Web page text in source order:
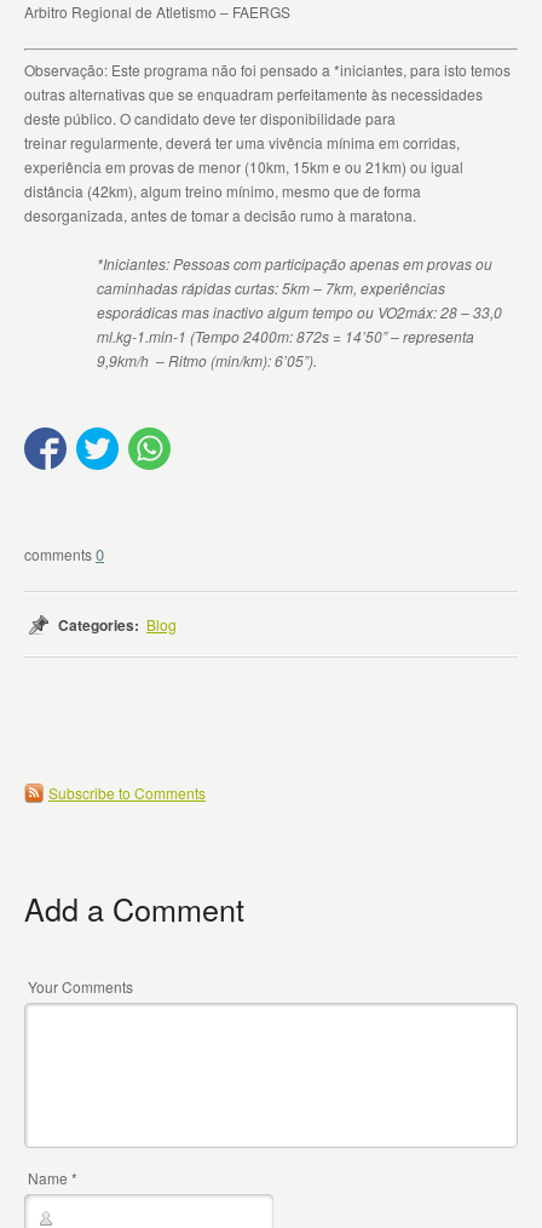
Arbitro Regional de Atletismo – FAERGS
Observação: Este programa não foi pensado a *iniciantes, para isto temos
outras alternativas que se enquadram perfeitamente às necessidades
deste público. O candidato deve ter disponibilidade para
treinar regularmente, deverá ter uma vivência mínima em corridas,
experiência em provas de menor (10km, 15km e ou 21km) ou igual
distância (42km), algum treino mínimo, mesmo que de forma
desorganizada, antes de tomar a decisão rumo à maratona.
*Iniciantes: Pessoas com participação apenas em provas ou
caminhadas rápidas curtas: 5km – 7km, experiências
esporádicas mas inactivo algum tempo ou VO2máx: 28 – 33,0
ml.kg-1.min-1 (Tempo 2400m: 872s = 14’50” – representa
9,9km/h – Ritmo (min/km): 6’05”).
0
Categories: Blog
Subscribe to Comments
Add a Comment
Your Comments
Name *